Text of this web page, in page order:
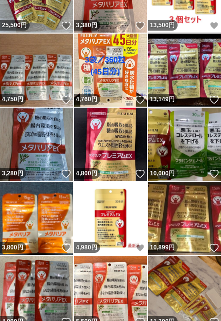
25,500円 いいね！
3,380円 いいね！
13,500 円
4,750円 いいね！
4,760円 いいね！
13,149円
3,280円 いいね！
4,800円 いいね！
10,000円
3,800円 いいね！
4,980 円 いいね！
10,899円